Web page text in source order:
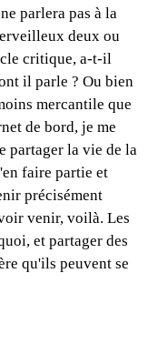
parlera pas à la
deux ou
critique, a-t-il
il parle ? Ou bien
mercantile que
de bord, je me
partager la vie de la
faire partie et
précisément
venir, voilà. Les
et partager des
qu'ils peuvent se